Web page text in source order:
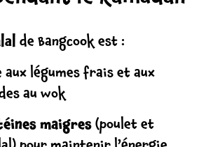
de Bangcook est :
aux légumes frais et aux
au wok
maigres (poulet et